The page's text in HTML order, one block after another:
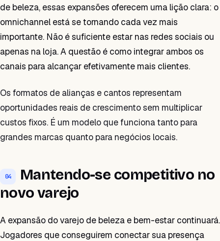
de beleza, essas expansões oferecem uma lição clara: o
omnichannel está se tornando cada vez mais
importante. Não é suficiente estar nas redes sociais ou
apenas na loja. A questão é como integrar ambos os
canais para alcançar efetivamente mais clientes.
Os formatos de alianças e cantos representam
oportunidades reais de crescimento sem multiplicar
custos fixos. É um modelo que funciona tanto para
grandes marcas quanto para negócios locais.
04
Mantendo-se competitivo no
novo varejo
A expansão do varejo de beleza e bem-estar continuará.
Jogadores que conseguirem conectar sua presença